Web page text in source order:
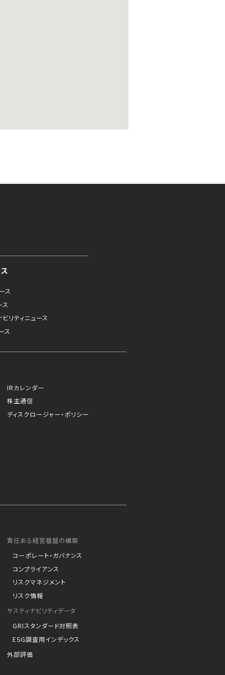
ス
ス
リティニュース
ス
IRカレンダー
株主通信
ディスクロージャー・ポリシー
責任ある経営基盤の構築
コーポレート・ガバナンス
コンプライアンス
リスクマネジメント
リスク情報
サスティナビリティデータ
GRIスタンダード対照表
ESG調査用インデックス
外部評価